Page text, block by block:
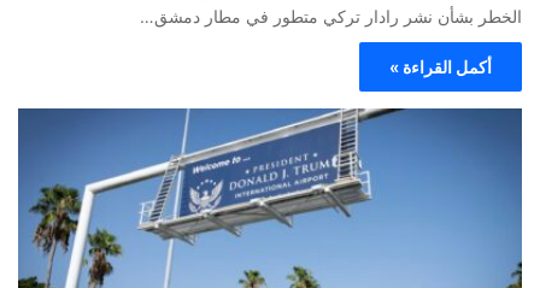
الخطر بشأن نشر رادار تركي متطور في مطار دمشق…
أكمل القراءة »